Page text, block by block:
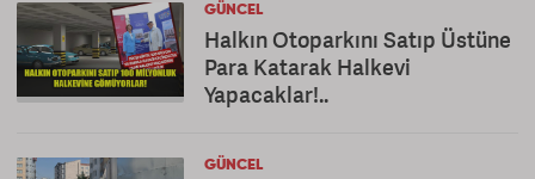
GÜNCEL
Halkın Otoparkını Satıp Üstüne
Para Katarak Halkevi
Yapacaklar!..
GÜNCEL